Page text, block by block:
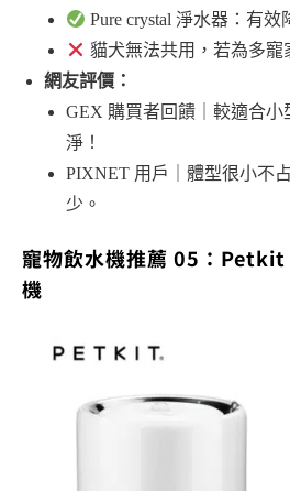
Pure crystal 淨水器：有
貓犬無法共用，若為多寵
網友評價：
GEX 購買者回饋｜較適合
淨！
PIXNET 用戶｜體型很小不
少。
寵物飲水機推薦 05：Petkit
機